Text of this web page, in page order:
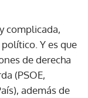
complicada,
Y es que
de derecha
(PSOE,
además de